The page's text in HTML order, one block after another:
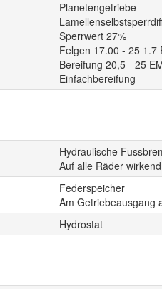
Planetengetriebe
Sperrwert 27%
Felgen 17.00 - 25 1.7
Bereifung 20,5 - 25
Einfachbereifung
Hydraulische
Auf alle Räder wirkend
Federspeicher
Am Getriebeausgang
Hydrostat